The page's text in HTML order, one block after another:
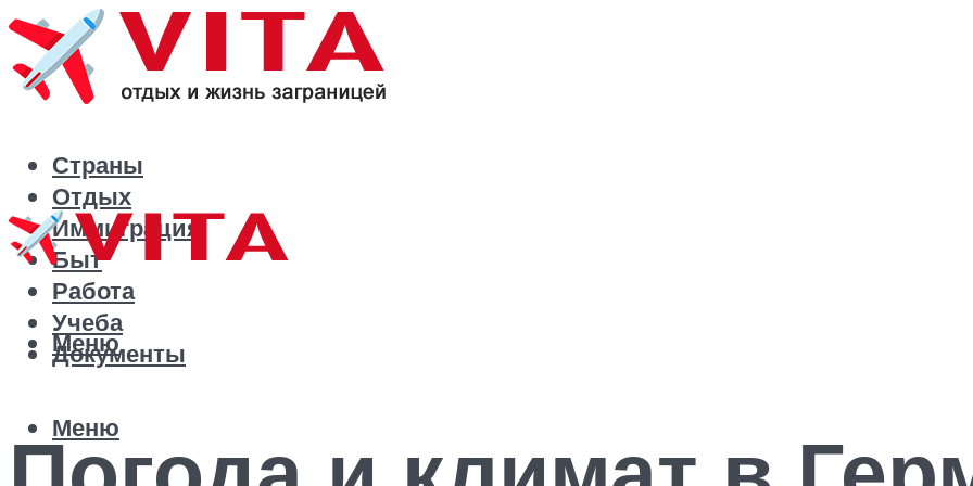
Страны
Отдых
Иммиграция
Быт
Работа
Учеба
Документы
Меню
Меню